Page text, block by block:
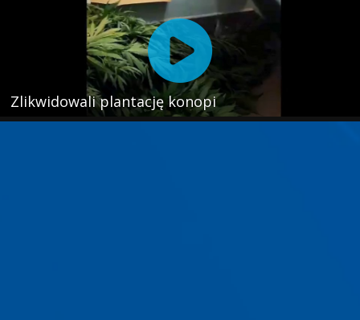
Zlikwidowali plantację konopi